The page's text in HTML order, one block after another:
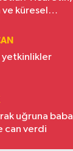
küresel
gücü
uğruna baba
can verdi